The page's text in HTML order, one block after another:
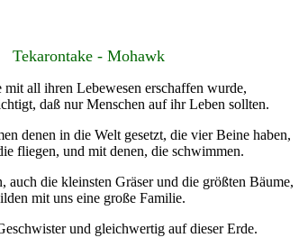
Tekarontake - Mohawk
mit all ihren Lebewesen erschaffen wurde,
daß nur Menschen auf ihr Leben sollten.
denen in die Welt gesetzt, die vier Beine haben,
fliegen, und mit denen, die schwimmen.
auch die kleinsten Gräser und die größten Bäume,
mit uns eine große Familie.
und gleichwertig auf dieser Erde.